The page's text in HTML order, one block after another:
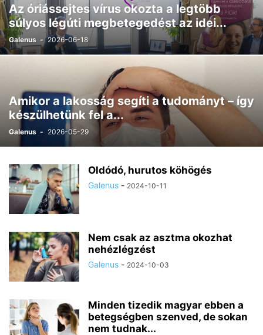
PIKKELYSÖMÖR PROSZTATAPANASZOK SZEMÉSZETI PANASZOK
SZÍV- ÉS ÉRRENDSZERI MEGBETEGEDÉSEK VESE/HÚGYÚTI BETEGSÉGEK
VESEBETEGSÉGEK VÍRUSOK VISSZÉR
Az óriássejtes vírus okozta a legtöbb
súlyos légúti megbetegedést az idei...
Galenus - 2026-06-18
Amikor a lakosság segíti a tudományt – így
készülhetünk fel a...
Galenus - 2026-05-29
Oldódó, hurutos köhögés
Galenus - 2024-10-11
Nem csak az asztma okozhat
nehézlégzést
Galenus - 2024-10-03
Minden tizedik magyar ebben a
betegségben szenved, de sokan
nem tudnak...